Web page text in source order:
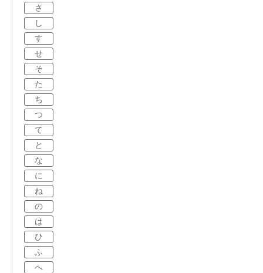
さ
し
す
せ
そ
た
ち
つ
て
と
な
に
ね
の
は
ひ
ふ
へ